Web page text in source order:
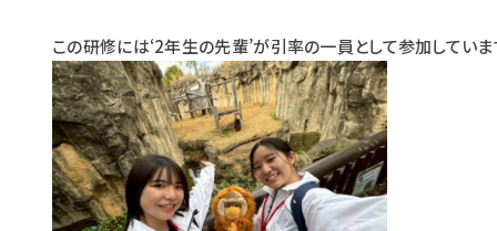
この研修には‘2年生の先輩’が引率の一員として参加していま